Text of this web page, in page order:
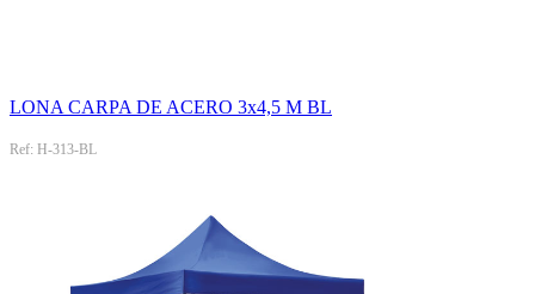
LONA CARPA DE ACERO 3x4,5 M BL
Ref: H-313-BL